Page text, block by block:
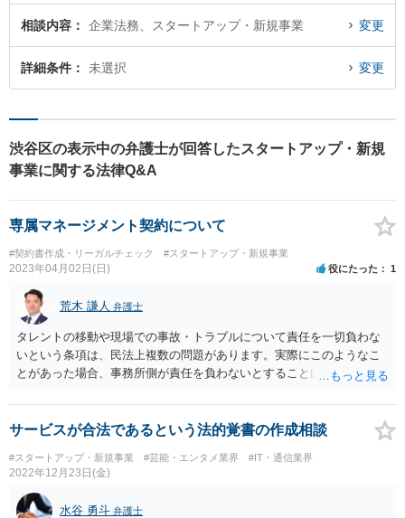
相談内容 企業法務、スタートアップ・新規事業 変更
詳細条件 未選択 変更
渋谷区の表示中の弁護士が回答したスタートアップ・新規
事業に関する法律Q&A
専属マネージメント契約について
#契約書作成・リーガルチェック #スタートアップ・新規事業
2023年04月02日(日) 役にたった 1
荒木 謙人 弁護士
タレントの移動や現場での事故・トラブルについて責任を一切負わな
いという条項は、民法上複数の問題があります。実際にこのようなこ
とがあった場合、事務所側が責任を負わないとすることは難しいと思
サービスが合法であるという法的覚書の作成相談
#スタートアップ・新規事業 #芸能・エンタメ業界 #IT・通信業界
2022年12月23日(金)
水谷 勇斗 弁護士